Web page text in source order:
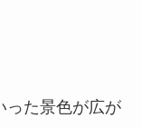
った景色が広が